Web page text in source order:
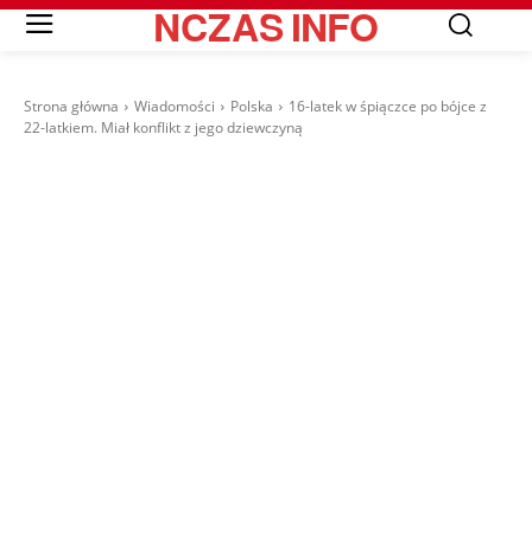
NCZASINFO
Strona główna Wiadomości Polska
16-latek w śpiączce po bójce z
22-latkiem. Miał konflikt z jego dziewczyną